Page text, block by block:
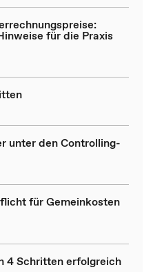
für die Praxis
unter den Controlling-
für Gemeinkosten
4 Schritten erfolgreich